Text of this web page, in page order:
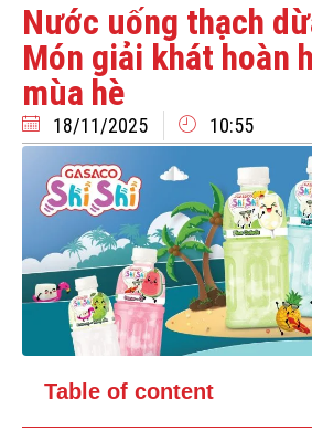
Nước uống thạch
Món giải khát hoàn
mùa hè
18/11/2025 10:55
Table of content